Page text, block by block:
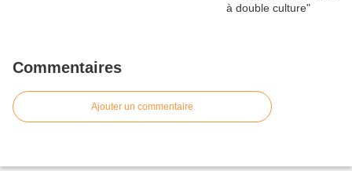
Commentaires
Ajouter un commentaire